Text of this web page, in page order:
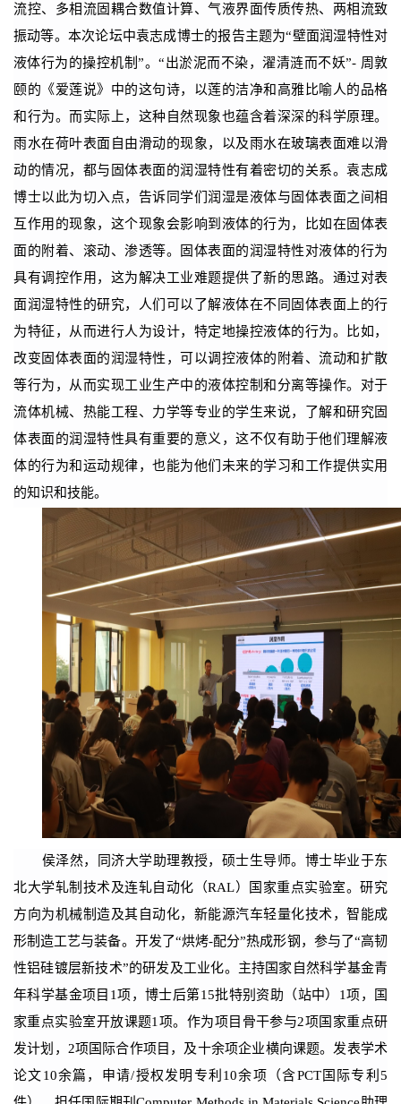
流控、多相流固耦合数值计算、气液界面传质传热、两相流致
振动等。本次论坛中袁志成博士的报告主题为“壁面润湿特性对
液体行为的操控机制”。“出淤泥而不染，濯清涟而不妖”- 周敦
颐的《爱莲说》中的这句诗，以莲的洁净和高雅比喻人的品格
和行为。而实际上，这种自然现象也蕴含着深深的科学原理。
雨水在荷叶表面自由滑动的现象，以及雨水在玻璃表面难以滑
动的情况，都与固体表面的润湿特性有着密切的关系。袁志成
博士以此为切入点，告诉同学们润湿是液体与固体表面之间相
互作用的现象，这个现象会影响到液体的行为，比如在固体表
面的附着、滚动、渗透等。固体表面的润湿特性对液体的行为
具有调控作用，这为解决工业难题提供了新的思路。通过对表
面润湿特性的研究，人们可以了解液体在不同固体表面上的行
为特征，从而进行人为设计，特定地操控液体的行为。比如，
改变固体表面的润湿特性，可以调控液体的附着、流动和扩散
等行为，从而实现工业生产中的液体控制和分离等操作。对于
流体机械、热能工程、力学等专业的学生来说，了解和研究固
体表面的润湿特性具有重要的意义，这不仅有助于他们理解液
体的行为和运动规律，也能为他们未来的学习和工作提供实用
的知识和技能。
侯泽然，同济大学助理教授，硕士生导师。博士毕业于东
北大学轧制技术及连轧自动化（RAL）国家重点实验室。研究
方向为机械制造及其自动化，新能源汽车轻量化技术，智能成
形制造工艺与装备。开发了“烘烤-配分”热成形钢，参与了“高韧
性铝硅镀层新技术”的研发及工业化。主持国家自然科学基金青
年科学基金项目 1项，博士后第15批特别资助（站中） 1项，国
家重点实验室开放课题1 项。作为项目骨干参与2项国家重点研
发计划， 2项国际合作项目，及十余项企业横向课题。发表学术
论文10余篇，申请/授权发明专利 10余项（含PCT国际专利5